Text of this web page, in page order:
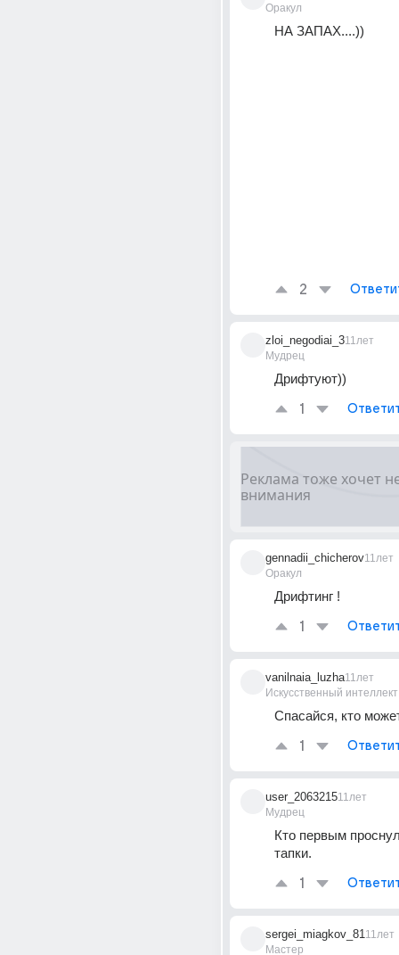
Оракул
НА ЗАПАХ....))
2
zloi_negodiai_3
Мудрец
11лет
Дрифтуют))
1
gennadii_chicherov
Оракул
11лет
Дрифтинг !
1
vanilnaia_luzha
Искусственный интеллект
11лет
Спасайся, кто
1
user_2063215
Мудрец
11лет
Кто первым
тапки.
1
sergei_miagkov_81
Мастер
11лет